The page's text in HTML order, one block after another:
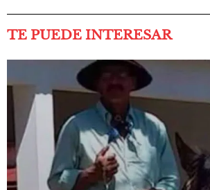
TE PUEDE INTERESAR